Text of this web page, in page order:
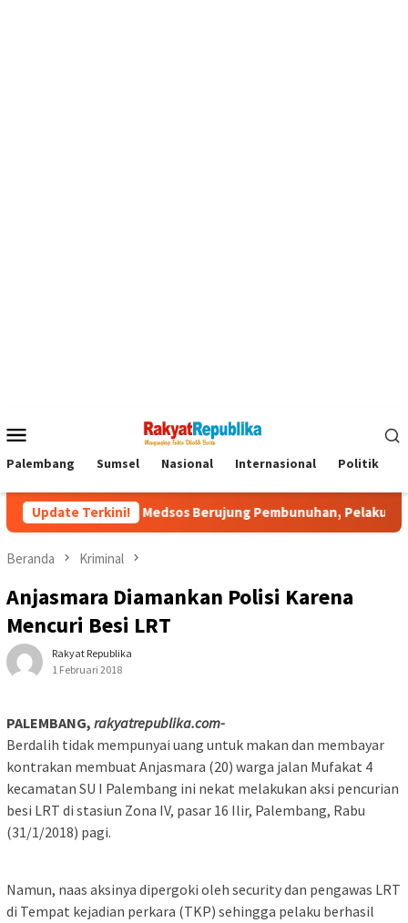
Mobile
Palembang Sumsel Nasional Internasional Politik
Update Terkini!
Lewat Medsos Berujung Pembunuhan, Pelaku Ditangkap di
Beranda Kriminal
Anjasmara Diamankan Polisi Karena
Mencuri Besi LRT
Rakyat Republika
1 Februari 2018
PALEMBANG, rakyatrepublika.com-
Berdalih tidak mempunyai uang untuk makan dan membayar
kontrakan membuat Anjasmara (20) warga jalan Mufakat 4
kecamatan SU I Palembang ini nekat melakukan aksi pencurian
besi LRT di stasiun Zona IV, pasar 16 Ilir, Palembang, Rabu
(31/1/2018) pagi.
Namun, naas aksinya dipergoki oleh security dan pengawas LRT
di Tempat kejadian perkara (TKP) sehingga pelaku berhasil